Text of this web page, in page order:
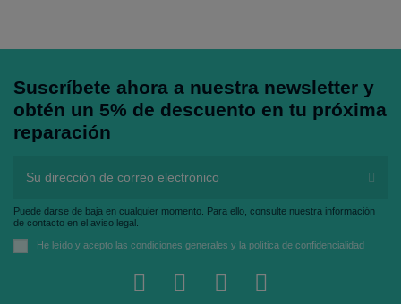
Suscríbete ahora a nuestra newsletter y
obtén un 5% de descuento en tu próxima
reparación
Puede darse de baja en cualquier momento. Para ello, consulte nuestra información
de contacto en el aviso legal.
He leído y acepto las condiciones generales y la política de confidencialidad